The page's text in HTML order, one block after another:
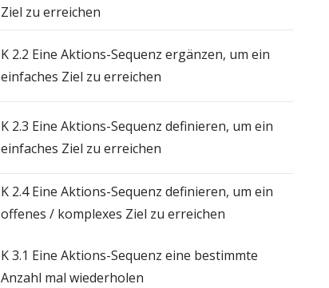
Ziel zu erreichen
K 2.2 Eine Aktions-Sequenz ergänzen, um ein
einfaches Ziel zu erreichen
K 2.3 Eine Aktions-Sequenz definieren, um ein
einfaches Ziel zu erreichen
K 2.4 Eine Aktions-Sequenz definieren, um ein
offenes / komplexes Ziel zu erreichen
K 3.1 Eine Aktions-Sequenz eine bestimmte
Anzahl mal wiederholen